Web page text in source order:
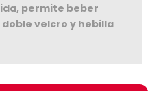
permite beber
velcro y hebilla